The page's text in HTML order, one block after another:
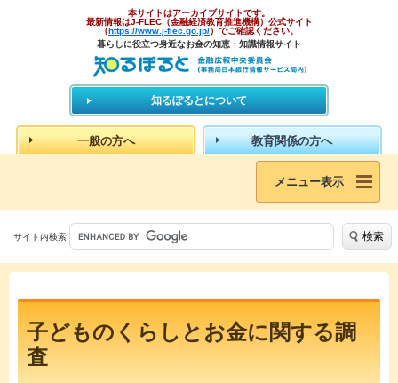
本サイトはアーカイブサイトです。
最新情報はJ-FLEC（金融経済教育推進機構）公式サイト
（https://www.j-flec.go.jp/）でご確認ください。
暮らしに役立つ身近なお金の知恵・知識情報サイト
知るぽるとについて
一般の方へ 教育関係の方へ
メニュー表示
サイト内検索 検索
子どものくらしとお金に関する調
査